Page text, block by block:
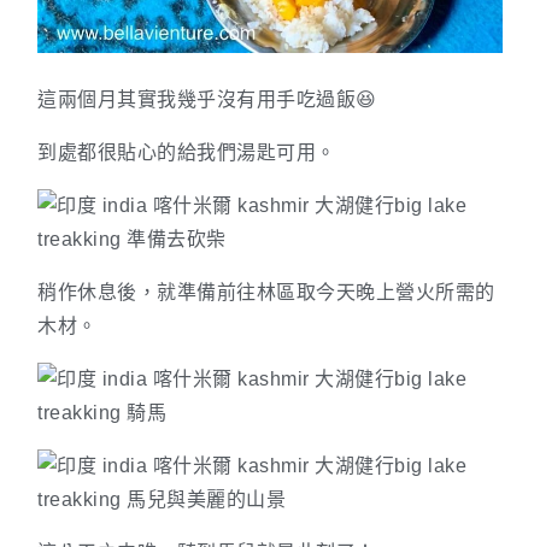
這兩個月其實我幾乎沒有用手吃過飯😆
到處都很貼心的給我們湯匙可用。
稍作休息後，就準備前往林區取今天晚上營火所需的
木材。